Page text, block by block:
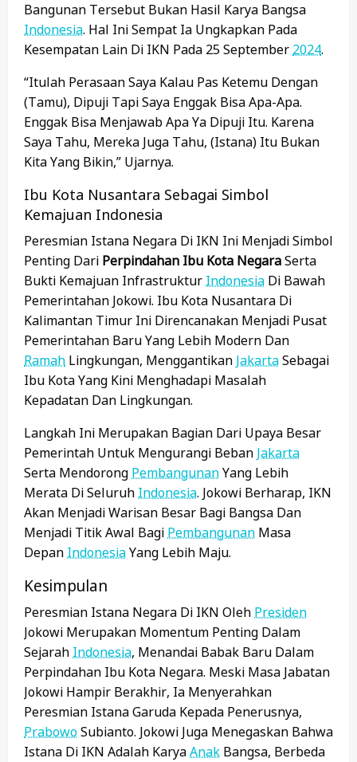
Bangunan Tersebut Bukan Hasil Karya Bangsa
Indonesia. Hal Ini Sempat Ia Ungkapkan Pada
Kesempatan Lain Di IKN Pada 25 September2024.
“Itulah Perasaan Saya Kalau Pas Ketemu Dengan
(tamu), Dipuji Tapi Saya Enggak Bisa Apa-Apa.
Enggak Bisa Menjawab Apa Ya Dipuji Itu. Karena
Saya Tahu, Mereka Juga Tahu, (istana) Itu Bukan
Kita Yang Bikin,” Ujarnya.
Ibu Kota Nusantara Sebagai Simbol
Kemajuan Indonesia
Peresmian Istana Negara Di IKN Ini Menjadi Simbol
Penting Dari Perpindahan Ibu Kota NegaraSerta
Bukti Kemajuan InfrastrukturIndonesia Di Bawah
Pemerintahan Jokowi. Ibu Kota Nusantara Di
Kalimantan Timur Ini Direncanakan Menjadi Pusat
Pemerintahan Baru Yang Lebih Modern Dan
Ramah Lingkungan, Menggantikan JakartaSebagai
Ibu Kota Yang Kini Menghadapi Masalah
Kepadatan Dan Lingkungan.
Langkah Ini Merupakan Bagian Dari Upaya Besar
Pemerintah Untuk Mengurangi Beban Jakarta
Serta MendorongPembangunanYang Lebih
Merata Di SeluruhIndonesia. Jokowi Berharap, IKN
Akan Menjadi Warisan Besar Bagi Bangsa Dan
Menjadi Titik Awal BagiPembangunan Masa
DepanIndonesiaYang Lebih Maju.
Kesimpulan
Peresmian Istana Negara Di IKN OlehPresiden
Jokowi Merupakan Momentum Penting Dalam
SejarahIndonesia, Menandai Babak Baru Dalam
Perpindahan Ibu Kota Negara. Meski Masa Jabatan
Jokowi Hampir Berakhir, Ia Menyerahkan
Peresmian Istana Garuda Kepada Penerusnya,
PrabowoSubianto. Jokowi Juga Menegaskan Bahwa
Istana Di IKN Adalah KaryaAnak Bangsa, Berbeda